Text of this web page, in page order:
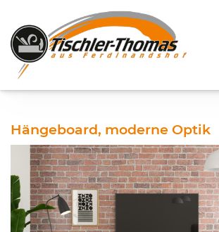
Hängeboard, moderne Optik